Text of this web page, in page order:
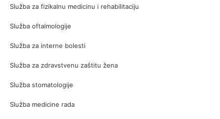
Služba za fizikalnu medicinu i rehabilitaciju
Služba oftalmologije
Služba za interne bolesti
Služba za zdravstvenu zaštitu žena
Služba stomatologije
Služba medicine rada